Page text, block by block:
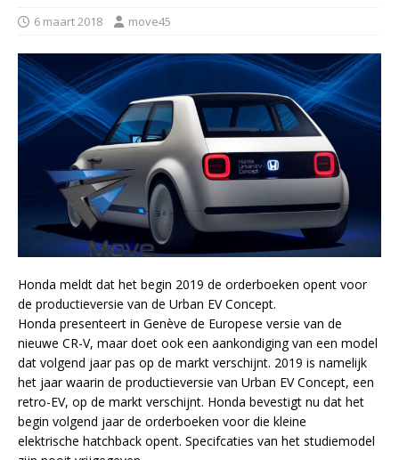
6 maart 2018 move45
Honda meldt dat het begin 2019 de orderboeken opent voor
de productieversie van de Urban EV Concept.
Honda presenteert in Genève de Europese versie van de
nieuwe CR-V, maar doet ook een aankondiging van een model
dat volgend jaar pas op de markt verschijnt. 2019 is namelijk
het jaar waarin de productieversie van Urban EV Concept, een
retro-EV, op de markt verschijnt. Honda bevestigt nu dat het
begin volgend jaar de orderboeken voor die kleine
elektrische hatchback opent. Specifcaties van het studiemodel